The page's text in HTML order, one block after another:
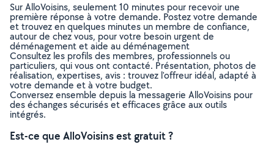
Sur AlloVoisins, seulement 10 minutes pour recevoir une
première réponse à votre demande. Postez votre demande
et trouvez en quelques minutes un membre de confiance,
autour de chez vous, pour votre besoin urgent de
déménagement et aide au déménagement
Consultez les profils des membres, professionnels ou
particuliers, qui vous ont contacté. Présentation, photos de
réalisation, expertises, avis : trouvez l'offreur idéal, adapté à
votre demande et à votre budget.
Conversez ensemble depuis la messagerie AlloVoisins pour
des échanges sécurisés et efficaces grâce aux outils
intégrés.
Est-ce que AlloVoisins est gratuit ?